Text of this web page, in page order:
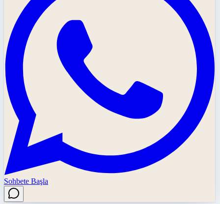
Sohbete Başla